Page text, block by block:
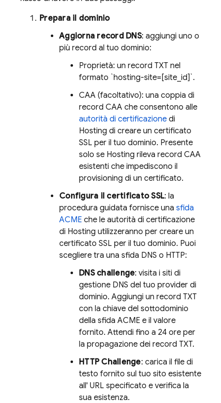
Prepara il dominio
Aggiorna record DNS: aggiungi uno o
più record al tuo dominio:
Proprietà: un record TXT nel
formato `hosting-site=[site_id]`.
CAA (facoltativo): una coppia di
record CAA che consentono alle
autorità di certificazione di
Hosting di creare un certificato
SSL per il tuo dominio. Presente
solo se Hosting rileva record CAA
esistenti che impediscono il
provisioning di un certificato.
Configura il certificato SSL: la
procedura guidata fornisce una sfida
ACME che le autorità di certificazione
di Hosting utilizzeranno per creare un
certificato SSL per il tuo dominio. Puoi
scegliere tra una sfida DNS o HTTP:
DNS challenge: visita i siti di
gestione DNS del tuo provider di
dominio. Aggiungi un record TXT
con la chiave del sottodominio
della sfida ACME e il valore
fornito. Attendi fino a 24 ore per
la propagazione dei record TXT.
HTTP Challenge: carica il file di
testo fornito sul tuo sito esistente
all' URL specificato e verifica la
sua esistenza.